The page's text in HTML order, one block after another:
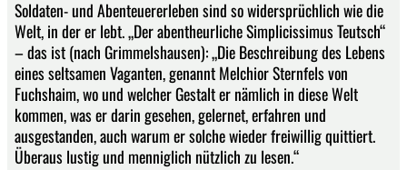
Soldaten- und Abenteuererleben sind so widersprüchlich wie die
Welt, in der er lebt. „Der abentheurliche Simplicissimus Teutsch“
– das ist (nach Grimmelshausen): „Die Beschreibung des ­Lebens
eines seltsamen Vaganten, genannt Melchior Sternfels von
Fuchshaim, wo und welcher Gestalt er nämlich in diese Welt
kommen, was er darin gesehen, gelernet, erfahren und
ausgestanden, auch warum er solche wieder freiwillig quittiert.
Überaus lustig und menniglich nützlich zu lesen.“